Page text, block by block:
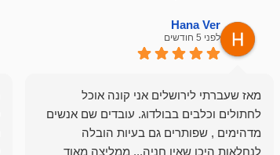
Hana Ver
לפני 5 חודשים
מאז שעברתי לירושלים אני קונה אוכל
לחתולים וכלבים בבולדוג. עובדים שם אנשים
מדהימים , שפותרים גם בעיות הובלה
לנחלאות היכן שאין חניה... ממליצה מאוד